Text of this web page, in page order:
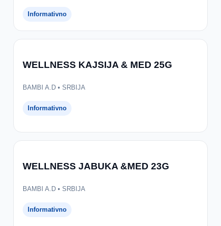
Informativno
WELLNESS KAJSIJA & MED 25G
BAMBI A.D • SRBIJA
Informativno
WELLNESS JABUKA &MED 23G
BAMBI A.D • SRBIJA
Informativno